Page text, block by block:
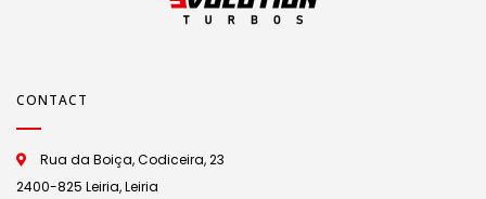
CONTACT
Rua da Boiça, Codiceira, 23
2400-825 Leiria, Leiria